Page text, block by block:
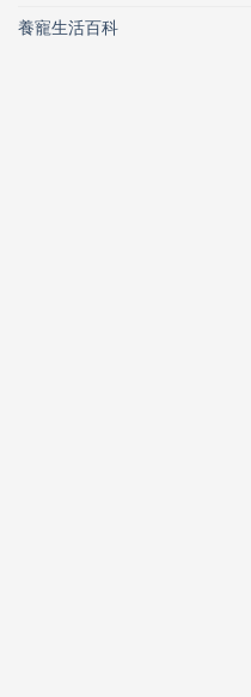
養寵生活百科